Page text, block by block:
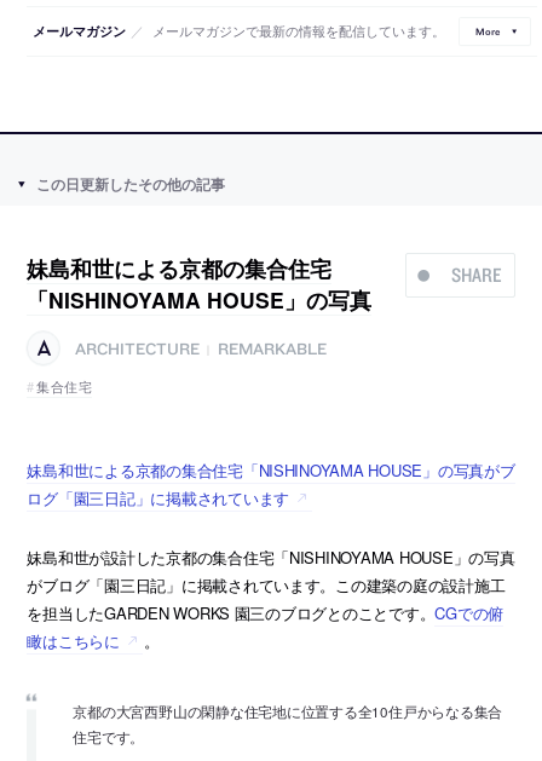
メールマガジン ／ メールマガジンで最新の情報を配信しています。 More
この日更新したその他の記事
SHARE
妹島和世による京都の集合住宅
「NISHINOYAMA HOUSE」の写真
ARCHITECTURE
REMARKABLE
集合住宅
妹島和世による京都の集合住宅「NISHINOYAMA HOUSE」の写真がブ
ログ「園三日記」に掲載されています
妹島和世が設計した京都の集合住宅「NISHINOYAMA HOUSE」の写真
がブログ「園三日記」に掲載されています。この建築の庭の設計施工
を担当したGARDEN WORKS 園三のブログとのことです。CGでの俯
瞰はこちらに
。
京都の大宮西野山の閑静な住宅地に位置する全10住戸からなる集合
住宅です。